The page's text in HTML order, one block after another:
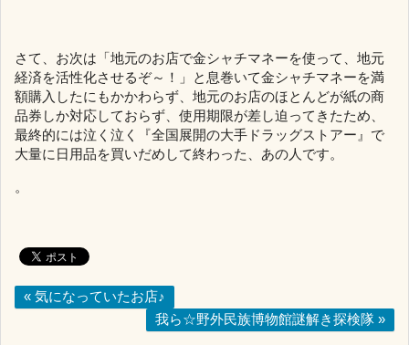
さて、お次は「地元のお店で金シャチマネーを使って、地元
経済を活性化させるぞ～！」と息巻いて金シャチマネーを満
額購入したにもかかわらず、地元のお店のほとんどが紙の商
品券しか対応しておらず、使用期限が差し迫ってきたため、
最終的には泣く泣く『全国展開の大手ドラッグストアー』で
大量に日用品を買いだめして終わった、あの人です。
。
« 気になっていたお店♪
我ら☆野外民族博物館謎解き探検隊 »